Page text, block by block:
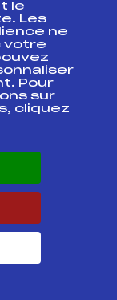
FFS
FFS
le
Les
ne
votre
Pour
sur
cliquez